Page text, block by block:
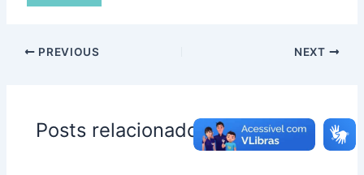
PREVIOUS NEXT
Posts relacionados